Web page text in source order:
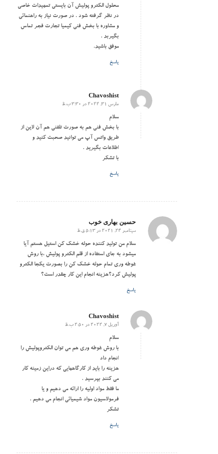
محلول الکترو پولیش آن بایستی تمهیدات خاصی
در نظر گرفته شود . در صورت نیاز به راهنمائی
و مشاوره با بخش فنی کیمیا تجارت فجر تماس
بگیربد .
موفق باشید.
پاسخ
Chavoshist
گفته:
مارس 31, 2022 در 3:30 ب.ظ
سلام
با بخش فنی هم به صورت تلفنی هم آن لاین از
طریق واتس آپ می توانید صحبت کنید و
اطلاعات بگیرید .
با تشکر
پاسخ
حسین بهاری خوب
گفته:
سپتامبر 24, 2021 در 5:13 ق.ظ
سلام من تولید کننده حوله خشک کن استیل هستم آیا
میشود به جای استفاده از قلم الکترو پولیش ،با روش
غوطه وری تمام حوله خشک کن را بصورت یکجا الکترو
پولیش کرد؟هزینه انجام این کار چقدر است؟
پاسخ
Chavoshist
گفته:
آوریل 7, 2022 در 2:50 ب.ظ
سلام
با روش غوطه وری هم می توان الکتروپولیش را
انجام داد
هزینه را باید از کارگاههایی که دراین زمینه کار
می کنند بپرسید .
ما فقط مواد اولیه را ارائه می دهیم و یا
فرمولاسیون مواد شیمیائی انجام می دهیم .
تشکر
پاسخ